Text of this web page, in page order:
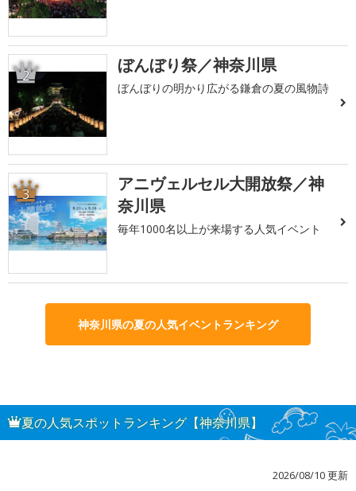
2 ぼんぼり祭／神奈川県
ぼんぼりの明かり広がる鎌倉の夏の風物詩
3
アニヴェルセル大開放祭／神
奈川県
毎年1000名以上が来場する人気イベント
神奈川県の夏の人気イベントランキング
夏の人気スポットランキング【神奈川県】
2026/08/10 更新